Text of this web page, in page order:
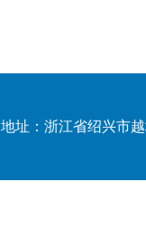
地址：浙江省绍兴市